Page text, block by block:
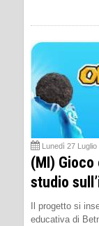
Lunedì 27
(MI) Gioco
studio
Il progetto si
educativa di